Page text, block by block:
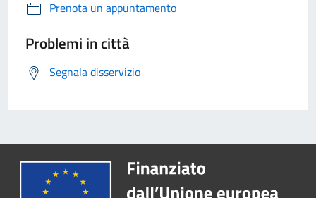
Prenota un appuntamento
Problemi in città
Segnala disservizio